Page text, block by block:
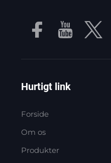
Hurtigt link
Forside
Om os
Produkter